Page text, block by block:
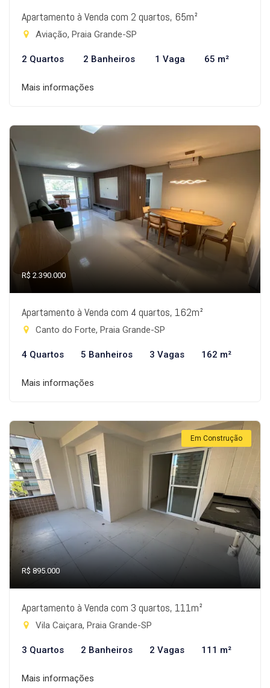
Apartamento à Venda com 2 quartos, 65m²
Aviação, Praia Grande-SP
2 Quartos 2 Banheiros 1 Vaga 65 m²
Mais informações
R$ 2.390.000
Apartamento à Venda com 4 quartos, 162m²
Canto do Forte, Praia Grande-SP
4 Quartos 5 Banheiros 3 Vagas 162 m²
Mais informações
Em Construção
R$ 895.000
Apartamento à Venda com 3 quartos, 111m²
Vila Caiçara, Praia Grande-SP
3 Quartos 2 Banheiros 2 Vagas 111 m²
Mais informações